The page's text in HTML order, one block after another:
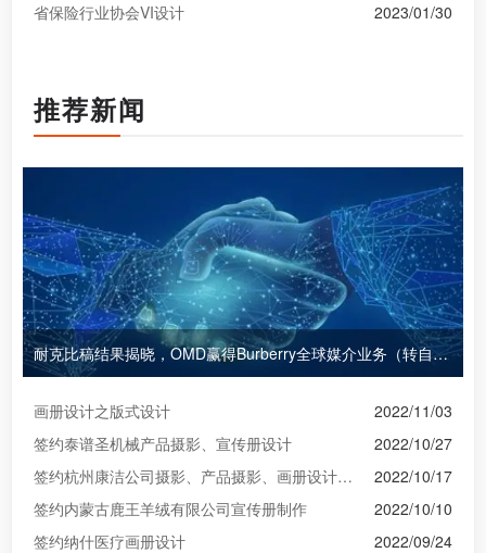
2023/01/30
省保险行业协会VI设计
推荐新闻
耐克比稿结果揭晓，OMD赢得Burberry全球媒介业务（转自广告狂人日报）
2022/11/03
画册设计之版式设计
2022/10/27
签约泰谱圣机械产品摄影、宣传册设计
2022/10/17
签约杭州康洁公司摄影、产品摄影、画册设计制作
2022/10/10
签约内蒙古鹿王羊绒有限公司宣传册制作
2022/09/24
签约纳什医疗画册设计